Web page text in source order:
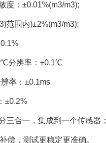
：±0.01%(m3/m3);
围内)±2%(m3/m3);
分辨率：±0.1℃
率：±0.1ms
±0.2%
合一，集成到一个传感器；
，测试更稳定更准确。